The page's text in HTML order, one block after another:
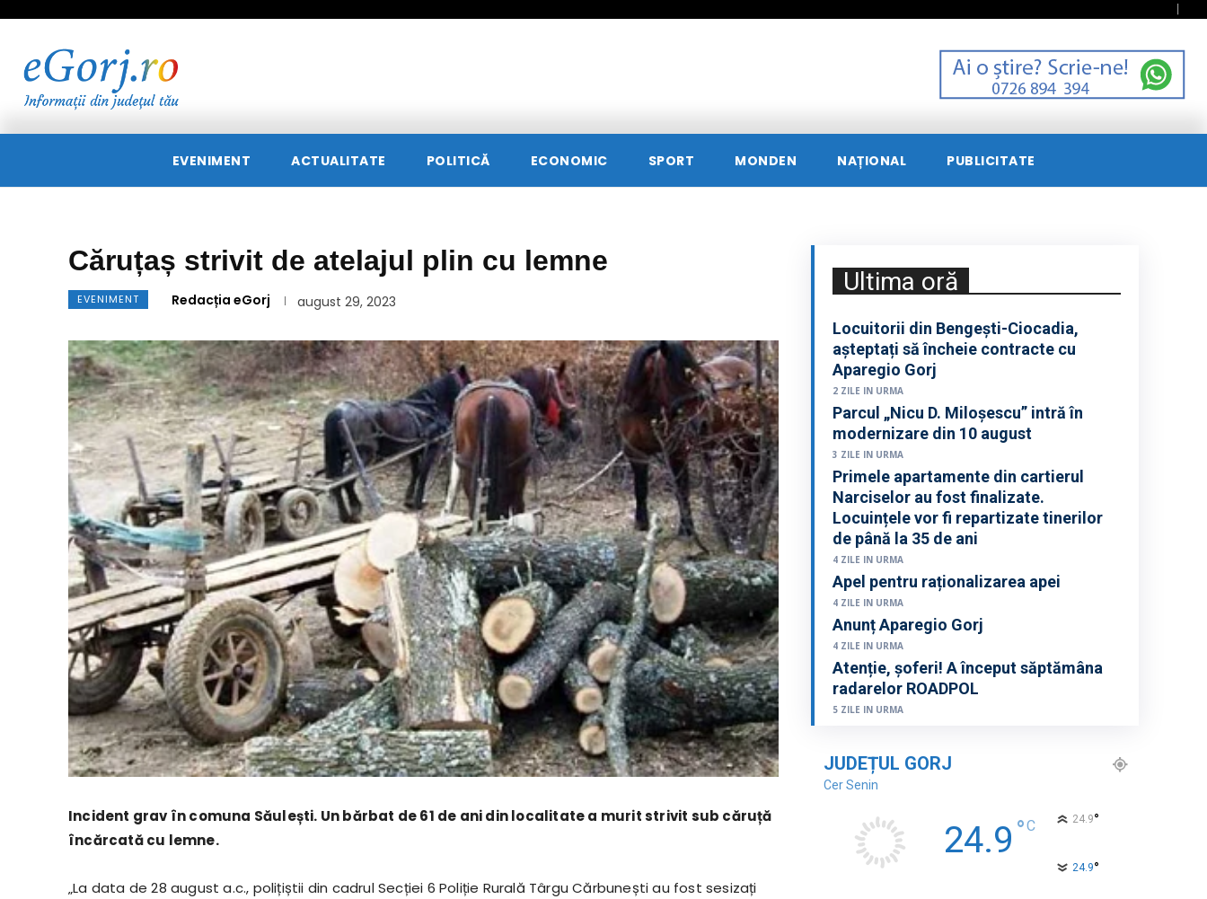
EVENIMENT ACTUALITATE POLITICĂ ECONOMIC SPORT MONDEN NAȚIONAL PUBLICITATE
Căruțaș strivit de atelajul plin cu lemne
EVENIMENT Redacția eGorj august 29, 2023
Incident grav în comuna Săulești. Un bărbat de 61 de ani din localitate a murit strivit sub căruță
încărcată cu lemne.
„La data de 28 august a.c., polițiștii din cadrul Secției 6 Poliție Rurală Târgu Cărbunești au fost sesizați
Ultima oră
Locuitorii din Bengești-Ciocadia,
așteptați să încheie contracte cu
Aparegio Gorj
2 ZILE IN URMA
Parcul „Nicu D. Miloșescu” intră în
modernizare din 10 august
3 ZILE IN URMA
Primele apartamente din cartierul
Narciselor au fost finalizate.
Locuințele vor fi repartizate tinerilor
de până la 35 de ani
4 ZILE IN URMA
Apel pentru raționalizarea apei
4 ZILE IN URMA
Anunț Aparegio Gorj
4 ZILE IN URMA
Atenție, șoferi! A început săptămâna
radarelor ROADPOL
5 ZILE IN URMA
JUDEȚUL GORJ
Cer Senin
24.9 °C 24.9°
24.9°